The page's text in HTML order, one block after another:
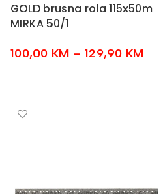
GOLD brusna rola 115x50m
MIRKA 50/1
100,00 KM – 129,90 KM